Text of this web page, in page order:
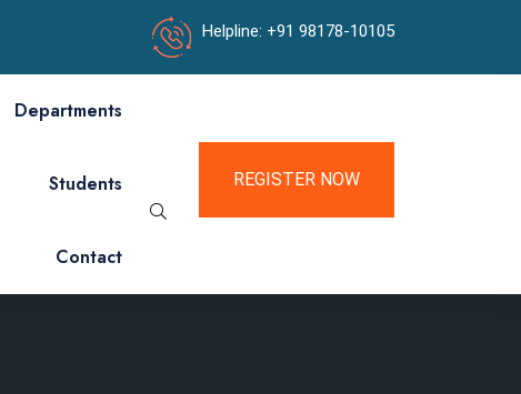
Helpline: +91 98178-10105
Departments
Students
Contact
REGISTER NOW